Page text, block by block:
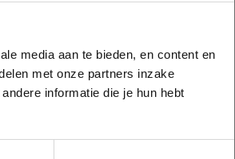
media aan te bieden, en content en
met onze partners inzake
informatie die je hun hebt
×